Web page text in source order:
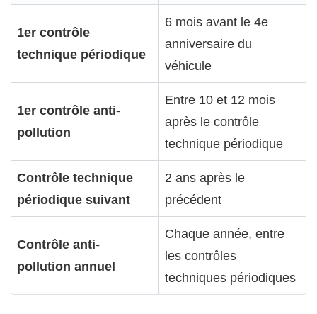
1er contrôle
technique périodique
6 mois avant le 4e
anniversaire du
véhicule
1er contrôle anti-
pollution
Entre 10 et 12 mois
après le contrôle
technique périodique
Contrôle technique
périodique suivant
2 ans après le
précédent
Contrôle anti-
pollution annuel
Chaque année, entre
les contrôles
techniques périodiques